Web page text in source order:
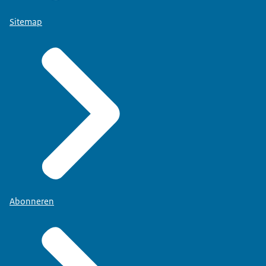
Sitemap
Abonneren